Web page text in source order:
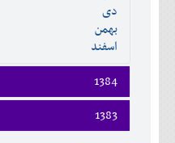
اسفند
دی
بهمن
اسفند
1384
فروردين
ارديبهشت
1383